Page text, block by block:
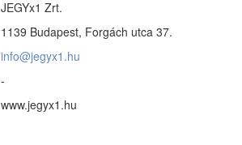
JEGYx1 Zrt.
1139 Budapest, Forgách utca 37.
info@jegyx1.hu
-
www.jegyx1.hu